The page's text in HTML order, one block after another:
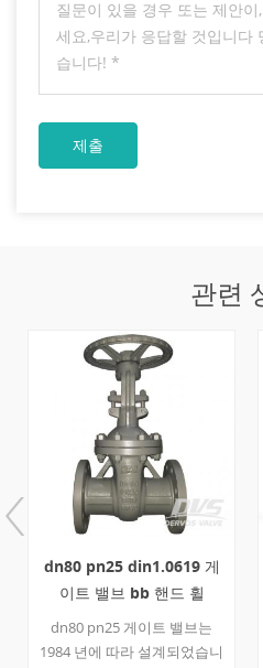
관련
dn80 pn25 din1.0619 게
이트 밸브 bb 핸드 휠
dn80 pn25 게이트 밸브는
1984 년에 따라 설계되었습니